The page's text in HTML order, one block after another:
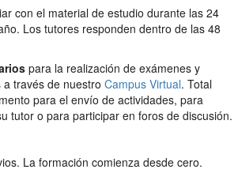
con el material de estudio durante las 24
Los tutores responden dentro de las 48
para la realización de exámenes y
través de nuestro Campus Virtual. Total
para el envío de actividades, para
tutor o para participar en foros de discusión.
La formación comienza desde cero.